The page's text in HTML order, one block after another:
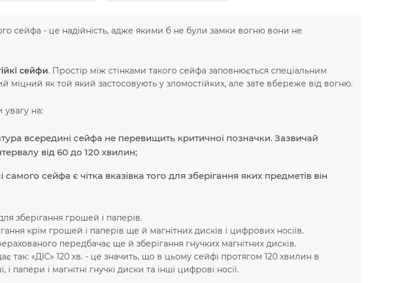
сейфа - це надійність, адже якими б не були замки вогню вони не
сейфи. Простір між стінками такого сейфа заповнюється спеціальним
міцний як той який застосовують у зломостійких, але зате вбереже від вогню.
на:
всередині сейфа не перевищить критичної позначки. Зазвичай
від 60 до 120 хвилин;
сейфа є чітка вказівка ​​того для зберігання яких предметів він
зберігання грошей і паперів.
крім грошей і паперів ще й магнітних дисків і цифрових носіїв.
передбачає ще й зберігання гнучких магнітних дисків.
так: «ДІС» 120 хв. - це значить, що в цьому сейфі протягом 120 хвилин в
і папери і магнітні гнучкі диски та інші цифрові носії.